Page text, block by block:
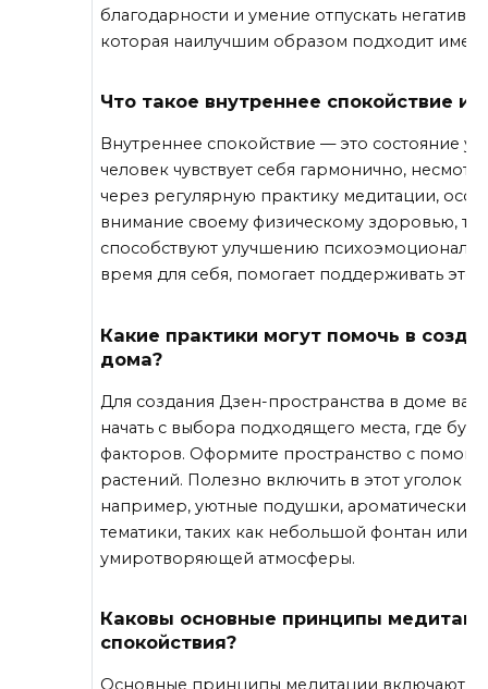
благодарности и умение отпускать
которая наилучшим образом подходит
Что такое внутреннее спокойствие и
Внутреннее спокойствие — это состояние
человек чувствует себя гармонично,
через регулярную практику медитации,
внимание своему физическому здоровью,
способствуют улучшению
время для себя, помогает поддерживать
Какие практики могут помочь в
дома?
Для создания Дзен-пространства в доме
начать с выбора подходящего места, где
факторов. Оформите пространство с
растений. Полезно включить в этот уголок
например, уютные подушки, ароматические
тематики, таких как небольшой фонтан или
умиротворяющей атмосферы.
Каковы основные принципы
спокойствия?
Основные принципы медитации включают